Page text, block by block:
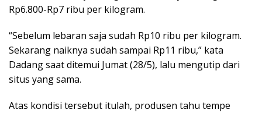
Rp6.800-Rp7 ribu per kilogram.
“Sebelum lebaran saja sudah Rp10 ribu per kilogram.
Sekarang naiknya sudah sampai Rp11 ribu,” kata
Dadang saat ditemui Jumat (28/5), lalu mengutip dari
situs yang sama.
Atas kondisi tersebut itulah, produsen tahu tempe